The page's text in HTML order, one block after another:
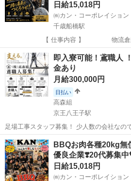
日給15,018円
㈱カン・コーポレイション
千歳船橋駅
【 仕事内容 】 物流倉庫～商業施設内で「棚」
を、 組み立てる簡単な作業です💝 現場⭐️関東全般(
京･埼玉･千葉･神奈川他) 現場時間
東京 世田谷区 千歳船橋駅 鳶職
即入寮可能！鳶職人
金あり
月給300,000円
日払い
高森組
京王八王子駅
足場工事スタッフ募集！ 少人数の会社なので、人間関係のストレスが
少なく働きやすい環境です。 【仕事内容】 ・新築、改修工事の足場組
立、解体 ・現場は都内近郊 ・未経験者歓迎 【給与】 未経験 13,000
円～ 1年以...
東京 八王子市 京王八王子駅 鳶
BBQお肉各種20kg無
優良企業❣️20代募集
日給15,018円
㈱カン・コーポレイション